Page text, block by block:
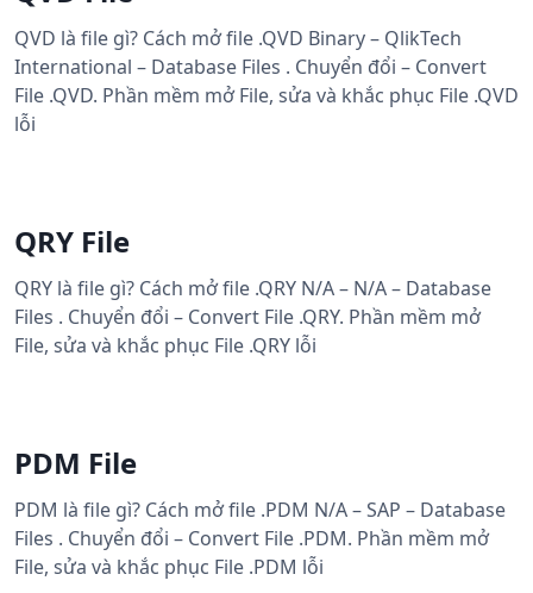
QVD là file gì? Cách mở file .QVD Binary – QlikTech
International – Database Files . Chuyển đổi – Convert
File .QVD. Phần mềm mở File, sửa và khắc phục File .QVD
lỗi
QRY File
QRY là file gì? Cách mở file .QRY N/A – N/A – Database
Files . Chuyển đổi – Convert File .QRY. Phần mềm mở
File, sửa và khắc phục File .QRY lỗi
PDM File
PDM là file gì? Cách mở file .PDM N/A – SAP – Database
Files . Chuyển đổi – Convert File .PDM. Phần mềm mở
File, sửa và khắc phục File .PDM lỗi